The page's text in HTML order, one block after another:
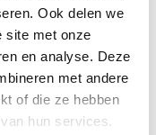
Ook delen we
site met onze
en analyse. Deze
met andere
of die ze hebben
hun services.